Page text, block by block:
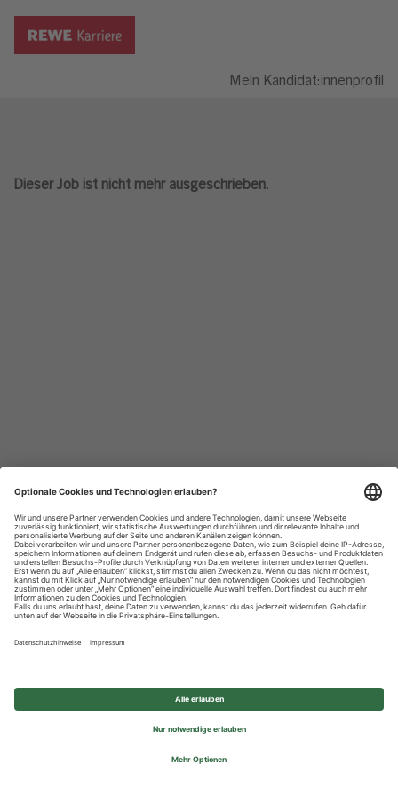
Mein Kandidat:innenprofil
Dieser Job ist nicht mehr ausgeschrieben.
Datenschutzhinweise
Impressum
Privatsphäre-Einstellungen
© 2026 REWE Group - All rights reserved